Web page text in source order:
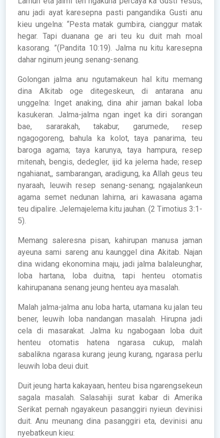
anu jadi ayat karesepna pasti pangandika Gusti anu
kieu ungelna: “Pesta matak gumbira, cianggur matak
hegar. Tapi duanana ge ari teu ku duit mah moal
kasorang. ”(Pandita 10:19). Jalma nu kitu karesepna
dahar nginum jeung senang-senang.
Golongan jalma anu ngutamakeun hal kitu memang
dina Alkitab oge ditegeskeun, di antarana anu
unggelna: Inget anaking, dina ahir jaman bakal loba
kasukeran. Jalma-jalma ngan inget ka diri sorangan
bae, sararakah, takabur, garumede, resep
ngagogoreng, bahula ka kolot, taya panarima, teu
baroga agama; taya karunya, taya hampura, resep
mitenah, bengis, dedegler, ijid ka jelema hade; resep
ngahianat,, sambarangan, aradigung, ka Allah geus teu
nyaraah, leuwih resep senang-senang; ngajalankeun
agama semet nedunan lahirna, ari kawasana agama
teu dipalire. Jelemajelema kitu jauhan. (2 Timotius 3:1-
5).
Memang saleresna pisan, kahirupan manusa jaman
ayeuna sami sareng anu kaunggel dina Akitab. Najan
dina widang ekonomina maju, jadi jalma balaleunghar,
loba hartana, loba duitna, tapi henteu otomatis
kahirupanana senang jeung henteu aya masalah.
Malah jalma-jalma anu loba harta, utamana ku jalan teu
bener, leuwih loba nandangan masalah. Hirupna jadi
cela di masarakat. Jalma ku ngabogaan loba duit
henteu otomatis hatena ngarasa cukup, malah
sabalikna ngarasa kurang jeung kurang, ngarasa perlu
leuwih loba deui duit.
Duit jeung harta kakayaan, henteu bisa ngarengsekeun
sagala masalah. Salasahiji surat kabar di Amerika
Serikat pernah ngayakeun pasanggiri nyieun devinisi
duit. Anu meunang dina pasanggiri eta, devinisi anu
nyebatkeun kieu: